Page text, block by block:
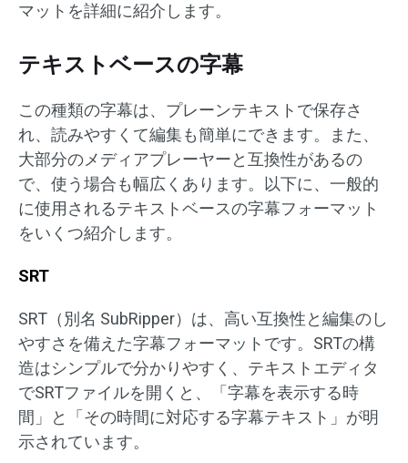
マットを詳細に紹介します。
テキストベースの字幕
この種類の字幕は、プレーンテキストで保存さ
れ、読みやすくて編集も簡単にできます。また、
大部分のメディアプレーヤーと互換性があるの
で、使う場合も幅広くあります。以下に、一般的
に使用されるテキストベースの字幕フォーマット
をいくつ紹介します。
SRT
SRT（別名 SubRipper）は、高い互換性と編集のし
やすさを備えた字幕フォーマットです。SRTの構
造はシンプルで分かりやすく、テキストエディタ
でSRTファイルを開くと、「字幕を表示する時
間」と「その時間に対応する字幕テキスト」が明
示されています。